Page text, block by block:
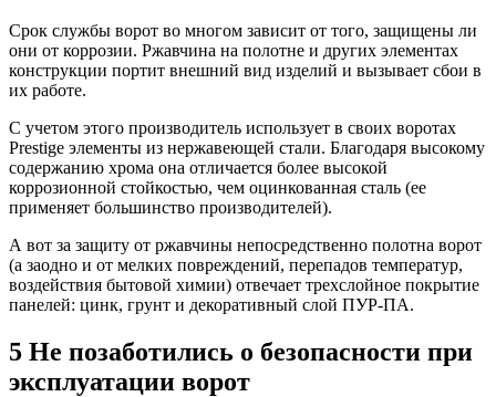
Срок службы ворот во многом зависит от того, защищены ли
они от коррозии. Ржавчина на полотне и других элементах
конструкции портит внешний вид изделий и вызывает сбои в
их работе.
С учетом этого производитель использует в своих воротах
Prestige элементы из нержавеющей стали. Благодаря высокому
содержанию хрома она отличается более высокой
коррозионной стойкостью, чем оцинкованная сталь (ее
применяет большинство производителей).
А вот за защиту от ржавчины непосредственно полотна ворот
(а заодно и от мелких повреждений, перепадов температур,
воздействия бытовой химии) отвечает трехслойное покрытие
панелей: цинк, грунт и декоративный слой ПУР-ПА.
5 Не позаботились о безопасности при
эксплуатации ворот